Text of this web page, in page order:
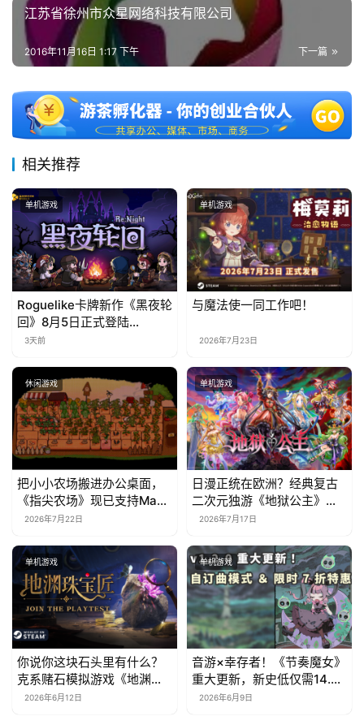
江苏省徐州市众星网络科技有限公司
下一篇
2016年11月16日 1:17 下午
相关推荐
单机游戏
Roguelike卡牌新作《黑夜轮
回》8月5日正式登陆
Steam，首发9折优惠开启
3天前
单机游戏
与魔法使一同工作吧！
2026年7月23日
休闲游戏
把小小农场搬进办公桌面，
《指尖农场》现已支持Mac
系统！
2026年7月22日
单机游戏
日漫正统在欧洲？经典复古
二次元独游《地狱公主》现
已EA上线
2026年7月17日
单机游戏
你说你这块石头里有什么？
克系赌石模拟游戏《地渊珠
宝匠》6月12日开启Steam
2026年6月12日
单机游戏
音游×幸存者！《节奏魔女》
重大更新，新史低仅需14.7
元2026年6月9日